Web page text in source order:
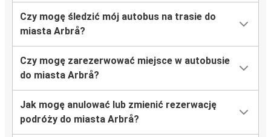
Czy mogę śledzić mój autobus na trasie do
miasta Arbrå?
Czy mogę zarezerwować miejsce w autobusie
do miasta Arbrå?
Jak mogę anulować lub zmienić rezerwację
podróży do miasta Arbrå?